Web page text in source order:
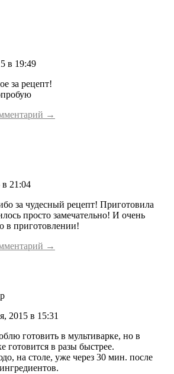
в 19:49
за рецепт!
→
в 21:04
за чудесный рецепт! Приготовила
просто замечательно! И очень
в приготовлении!
→
2015 в 15:31
готовить в мультиварке, но в
готовится в разы быстрее.
на столе, уже через 30 мин. после